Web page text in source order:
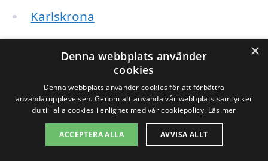
Karlskrona
Sölvesborg
Olofström
×
Denna webbplats använder
cookies
Denna webbplats använder cookies för att förbättra
användarupplevelsen. Genom att använda vår webbplats samtycker
du till alla cookies i enlighet med vår cookiepolicy. Läs mer
ACCEPTERA ALLA AVVISA ALLT